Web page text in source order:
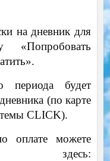
на дневник для
«Попробовать
периода будет
(по карте
CLICK).
оплате можете
здесь: